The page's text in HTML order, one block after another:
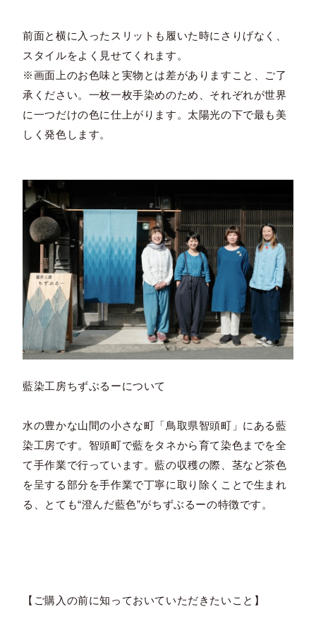
前面と横に入ったスリットも履いた時にさりげなく、
スタイルをよく見せてくれます。
※画面上のお色味と実物とは差がありますこと、ご了
承ください。一枚一枚手染めのため、それぞれが世界
に一つだけの色に仕上がります。太陽光の下で最も美
しく発色します。
藍染工房ちずぶるーについて
水の豊かな山間の小さな町「鳥取県智頭町」にある藍
染工房です。智頭町で藍をタネから育て染色までを全
て手作業で行っています。藍の収穫の際、茎など茶色
を呈する部分を手作業で丁寧に取り除くことで生まれ
る、とても“澄んだ藍色”がちずぶるーの特徴です。
【ご購入の前に知っておいていただきたいこと】